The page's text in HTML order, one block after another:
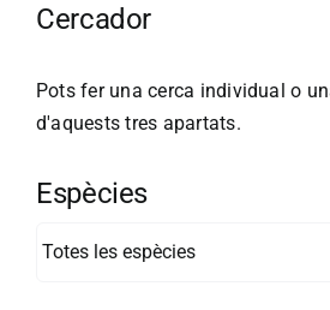
Cercador
Pots fer una cerca individual o
d'aquests tres apartats.
Espècies